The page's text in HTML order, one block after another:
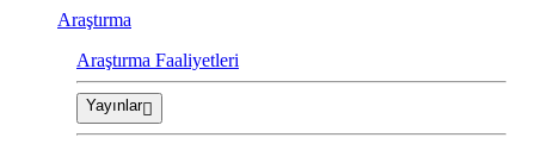
Araştırma
Araştırma Faaliyetleri
Yayınlar